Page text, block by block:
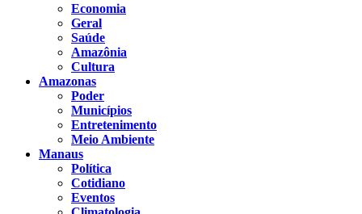
Economia
Geral
Saúde
Amazônia
Cultura
Amazonas
Poder
Municípios
Entretenimento
Meio Ambiente
Manaus
Política
Cotidiano
Eventos